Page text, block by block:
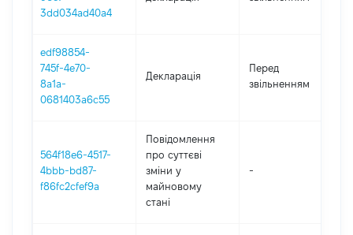
3dd034ad40a4
edf98854-
745f-4e70-
8a1a-
0681403a6c55
Декларація
Перед
звільненням
564f18e6-4517-
4bbb-bd87-
f86fc2cfef9a
Повідомлення
про суттєві
зміни y
майновому
стані
-